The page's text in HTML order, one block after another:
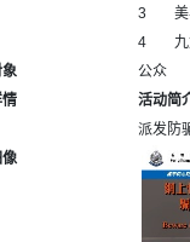
3
4
公众
活动简
派发防
像